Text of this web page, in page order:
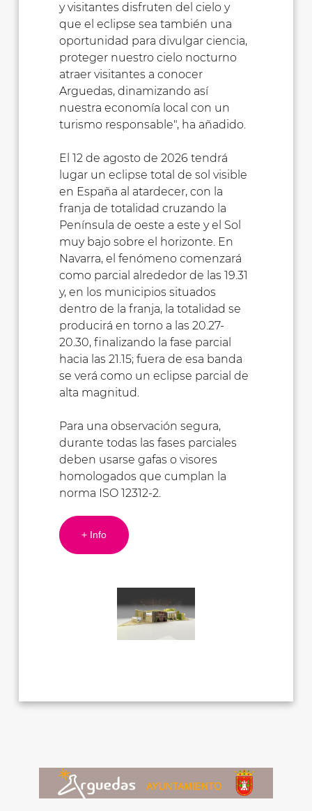
y visitantes disfruten del cielo y
que el eclipse sea también una
oportunidad para divulgar ciencia,
proteger nuestro cielo nocturno
atraer visitantes a conocer
Arguedas, dinamizando así
nuestra economía local con un
turismo responsable", ha añadido.
El 12 de agosto de 2026 tendrá
lugar un eclipse total de sol visible
en España al atardecer, con la
franja de totalidad cruzando la
Península de oeste a este y el Sol
muy bajo sobre el horizonte. En
Navarra, el fenómeno comenzará
como parcial alrededor de las 19.31
y, en los municipios situados
dentro de la franja, la totalidad se
producirá en torno a las 20.27-
20.30, finalizando la fase parcial
hacia las 21.15; fuera de esa banda
se verá como un eclipse parcial de
alta magnitud.
Para una observación segura,
durante todas las fases parciales
deben usarse gafas o visores
homologados que cumplan la
norma ISO 12312-2.
+ Info